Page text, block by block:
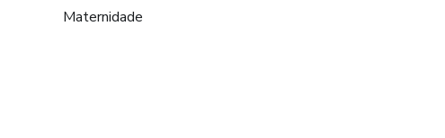
Maternidade